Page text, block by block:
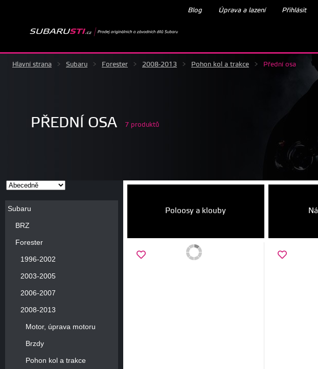
Blog Úprava a lazení Přihlásit
Hlavní strana > Subaru > Forester > 2008-2013 > Pohon kol a trakce > Přední osa
PŘEDNÍ OSA 7 produktů
Subaru
BRZ
Forester
1996-2002
2003-2005
2006-2007
2008-2013
Motor, úprava motoru
Brzdy
Pohon kol a trakce
Poloosy a klouby